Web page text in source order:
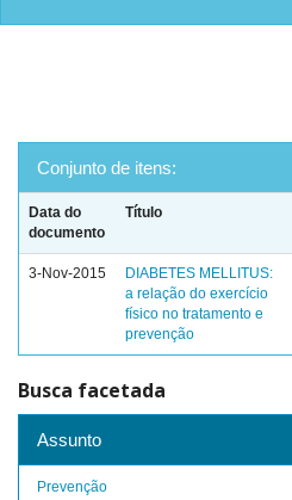
Conjunto de itens:
Data do
documento
Título
3-Nov-2015
DIABETES MELLITUS:
a relação do exercício
físico no tratamento e
prevenção
Busca facetada
Assunto
Prevenção